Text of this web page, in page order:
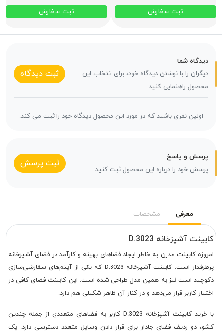
ثبت سفارش
ثبت سفارش
دیدگاه شما
دیگران را با نوشتن دیدگاه خود، برای انتخاب این
محصول راهنمایی کنید.
ثبت دیدگاه
اولین نفری باشید که در مورد این محصول دیدگاه خود را ثبت می کند.
پرسش و پاسخ
پرسش خود را درباره این محصول ثبت کنید.
ثبت پرسش
معرفی مشخصات
کابینت آشپزخانه D.3023
امروزه کابینت مدرن به خاطر ایجاد فضاهای بهینه و کارآمد در فضای آشپزخانه
پرطرفدار است. کابینت آشپزخانه D.3023
که یکی از آیتم‌های سفارشی‌سازی
دکوچید است نیز به همین مدل طراحی شده است. این کابینت فضای کافی در
اختیار کاربر قرار می‌دهد و در کنار آن ظاهر شکیلی هم دارد.
با خرید کابینت آشپزخانه D.3023
کاربر به فضاهای متعددی از جمله چندین
کشو، دو ردیف فضای جادار برای قرار دادن وسایل متعدد دسترسی دارد. یک